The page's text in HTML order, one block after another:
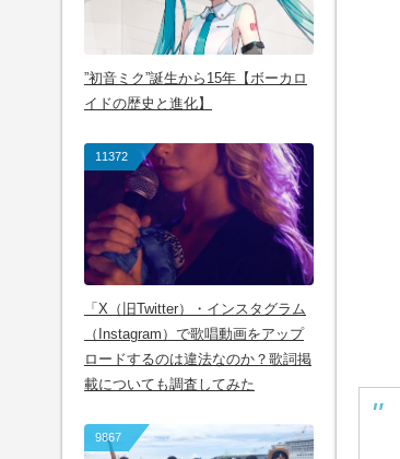
”初音ミク”誕生から15年【ボーカロ
イドの歴史と進化】
11372
「X（旧Twitter）・インスタグラム
（Instagram）で歌唱動画をアップ
ロードするのは違法なのか？歌詞掲
載についても調査してみた
9867